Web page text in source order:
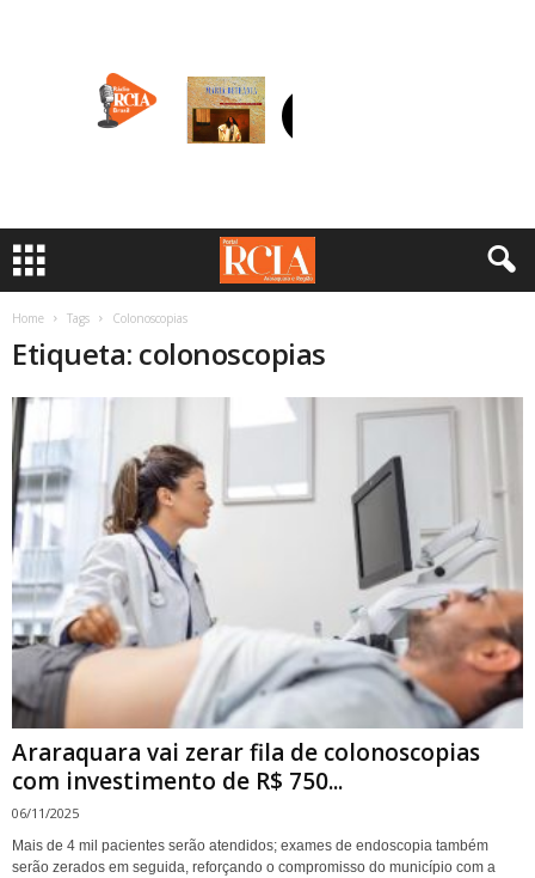
Home Tags Colonoscopias
Etiqueta: colonoscopias
Araraquara vai zerar fila de colonoscopias
com investimento de R$ 750...
06/11/2025
Mais de 4 mil pacientes serão atendidos; exames de endoscopia também
serão zerados em seguida, reforçando o compromisso do município com a